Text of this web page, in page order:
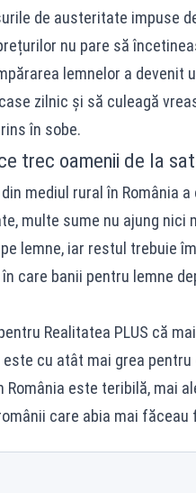
de austeritate impuse
nu pare să
lemnelor a devenit
zilnic și să culeagă
în sobe.
trec oamenii de la
mediul rural în România
multe sume nu ajung nici
lemne, iar restul trebuie
care banii pentru lemne
Realitatea PLUS că
cu atât mai grea
este teribilă, mai
care abia mai